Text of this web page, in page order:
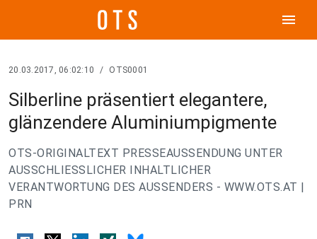
menu
20.03.2017, 06:02:10 / OTS0001
Silberline präsentiert elegantere,
glänzendere Aluminiumpigmente
OTS-ORIGINALTEXT PRESSEAUSSENDUNG UNTER
AUSSCHLIESSLICHER INHALTLICHER
VERANTWORTUNG DES AUSSENDERS - WWW.OTS.AT |
PRN